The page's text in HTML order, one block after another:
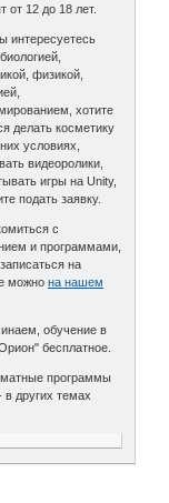
от 12 до 18 лет.
интересуетесь
физикой,
хотите
делать косметику
условиях,
видеоролики,
игры на Unity,
подать заявку.
с
и программами,
на
можнона нашем
обучение в
бесплатное.
программы
других темах